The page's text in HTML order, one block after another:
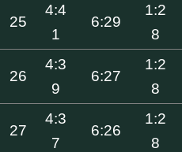
25
4:4
1
6:29
1:2
8
26
4:3
9
6:27
1:2
8
27
4:3
7
6:26
1:2
8